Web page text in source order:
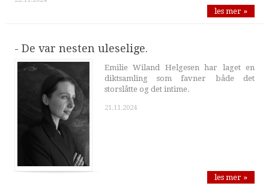
les mer »
- De var nesten uleselige.
Emilie Wiland Helgesen har laget en
diktsamling som favner både det
storslåtte og det intime.
21.11.2024
les mer »